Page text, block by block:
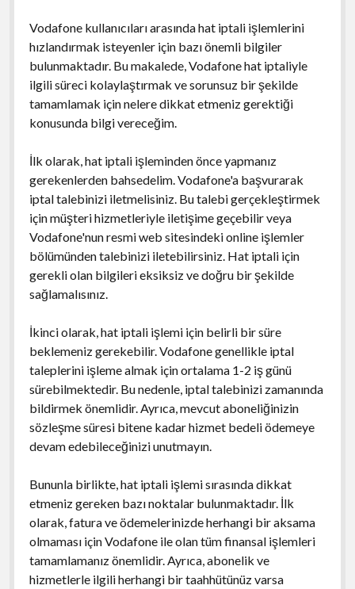
Vodafone kullanıcıları arasında hat iptali işlemlerini
hızlandırmak isteyenler için bazı önemli bilgiler
bulunmaktadır. Bu makalede, Vodafone hat iptaliyle
ilgili süreci kolaylaştırmak ve sorunsuz bir şekilde
tamamlamak için nelere dikkat etmeniz gerektiği
konusunda bilgi vereceğim.
İlk olarak, hat iptali işleminden önce yapmanız
gerekenlerden bahsedelim. Vodafone'a başvurarak
iptal talebinizi iletmelisiniz. Bu talebi gerçekleştirmek
için müşteri hizmetleriyle iletişime geçebilir veya
Vodafone'nun resmi web sitesindeki online işlemler
bölümünden talebinizi iletebilirsiniz. Hat iptali için
gerekli olan bilgileri eksiksiz ve doğru bir şekilde
sağlamalısınız.
İkinci olarak, hat iptali işlemi için belirli bir süre
beklemeniz gerekebilir. Vodafone genellikle iptal
taleplerini işleme almak için ortalama 1-2 iş günü
sürebilmektedir. Bu nedenle, iptal talebinizi zamanında
bildirmek önemlidir. Ayrıca, mevcut aboneliğinizin
sözleşme süresi bitene kadar hizmet bedeli ödemeye
devam edebileceğinizi unutmayın.
Bununla birlikte, hat iptali işlemi sırasında dikkat
etmeniz gereken bazı noktalar bulunmaktadır. İlk
olarak, fatura ve ödemelerinizde herhangi bir aksama
olmaması için Vodafone ile olan tüm finansal işlemleri
tamamlamanız önemlidir. Ayrıca, abonelik ve
hizmetlerle ilgili herhangi bir taahhütünüz varsa